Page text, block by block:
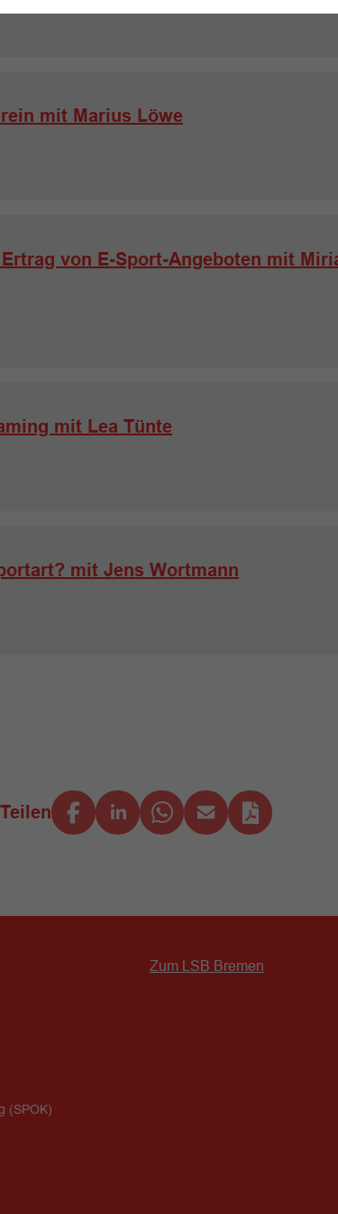
mit Marius Löwe
von E-Sport-Angeboten mit
mit Lea Tünte
mit Jens Wortmann
Teilen
(SPOK)
Zum LSB Bremen